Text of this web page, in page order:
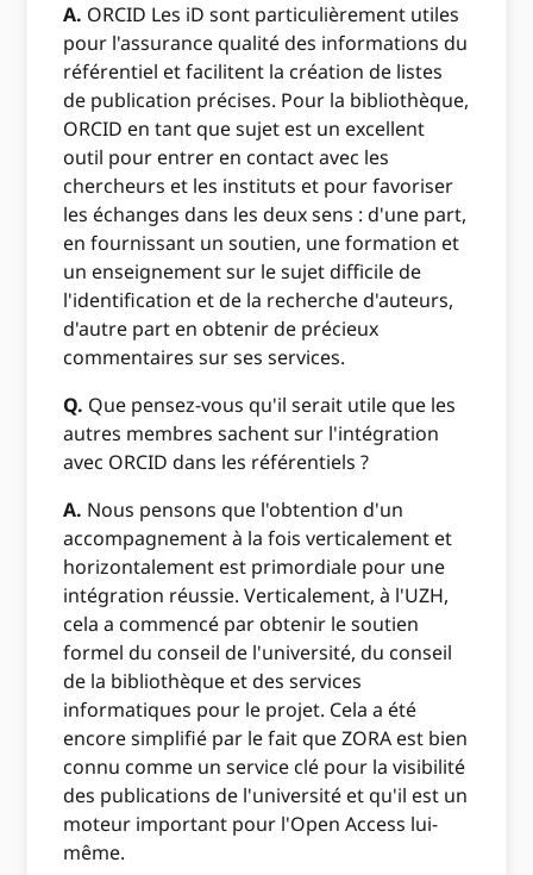
A. ORCID Les iD sont particulièrement utiles
pour l'assurance qualité des informations du
référentiel et facilitent la création de listes
de publication précises. Pour la bibliothèque,
ORCID en tant que sujet est un excellent
outil pour entrer en contact avec les
chercheurs et les instituts et pour favoriser
les échanges dans les deux sens : d'une part,
en fournissant un soutien, une formation et
un enseignement sur le sujet difficile de
l'identification et de la recherche d'auteurs,
d'autre part en obtenir de précieux
commentaires sur ses services.
Q. Que pensez-vous qu'il serait utile que les
autres membres sachent sur l'intégration
avec ORCID dans les référentiels ?
A. Nous pensons que l'obtention d'un
accompagnement à la fois verticalement et
horizontalement est primordiale pour une
intégration réussie. Verticalement, à l'UZH,
cela a commencé par obtenir le soutien
formel du conseil de l'université, du conseil
de la bibliothèque et des services
informatiques pour le projet. Cela a été
encore simplifié par le fait que ZORA est bien
connu comme un service clé pour la visibilité
des publications de l'université et qu'il est un
moteur important pour l'Open Access lui-
même.